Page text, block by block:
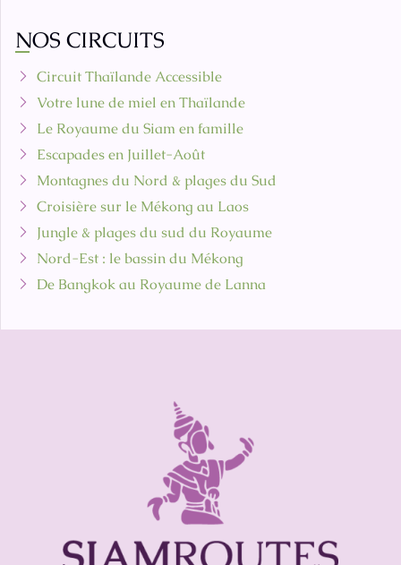
NOS CIRCUITS
Circuit Thaïlande Accessible
Votre lune de miel en Thaïlande
Le Royaume du Siam en famille
Escapades en Juillet-Août
Montagnes du Nord & plages du Sud
Croisière sur le Mékong au Laos
Jungle & plages du sud du Royaume
Nord-Est : le bassin du Mékong
De Bangkok au Royaume de Lanna